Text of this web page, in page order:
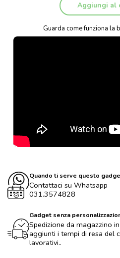
Aggiungi al
Guarda come funziona la
Quando ti serve questo
Contattaci su Whatsapp
031.3574828
Gadget senza
Spedizione da magazzino
aggiunti i tempi di resa del
lavorativi..